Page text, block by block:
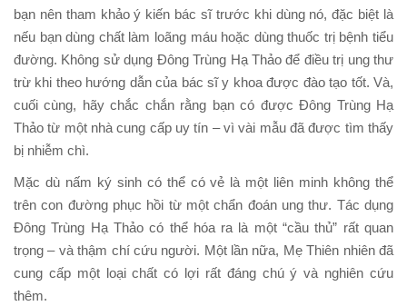
bạn nên tham khảo ý kiến bác sĩ trước khi dùng nó, đặc biệt là
nếu bạn dùng chất làm loãng máu hoặc dùng thuốc trị bệnh tiểu
đường. Không sử dụng Đông Trùng Hạ Thảo để điều trị ung thư
trừ khi theo hướng dẫn của bác sĩ y khoa được đào tạo tốt. Và,
cuối cùng, hãy chắc chắn rằng bạn có được Đông Trùng Hạ
Thảo từ một nhà cung cấp uy tín – vì vài mẫu đã được tìm thấy
bị nhiễm chì.
Mặc dù nấm ký sinh có thể có vẻ là một liên minh không thể
trên con đường phục hồi từ một chẩn đoán ung thư. Tác dụng
Đông Trùng Hạ Thảo có thể hóa ra là một “cầu thủ” rất quan
trọng – và thậm chí cứu người. Một lần nữa, Mẹ Thiên nhiên đã
cung cấp một loại chất có lợi rất đáng chú ý và nghiên cứu
thêm.